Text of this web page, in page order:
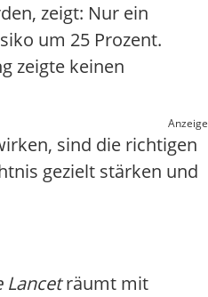
zeigt: Nur ein
um 25 Prozent.
zeigte keinen
Anzeige
sind die richtigen
gezielt stärken und
Lanceträumt mit